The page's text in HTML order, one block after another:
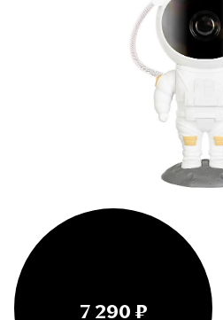
7 290 ₽